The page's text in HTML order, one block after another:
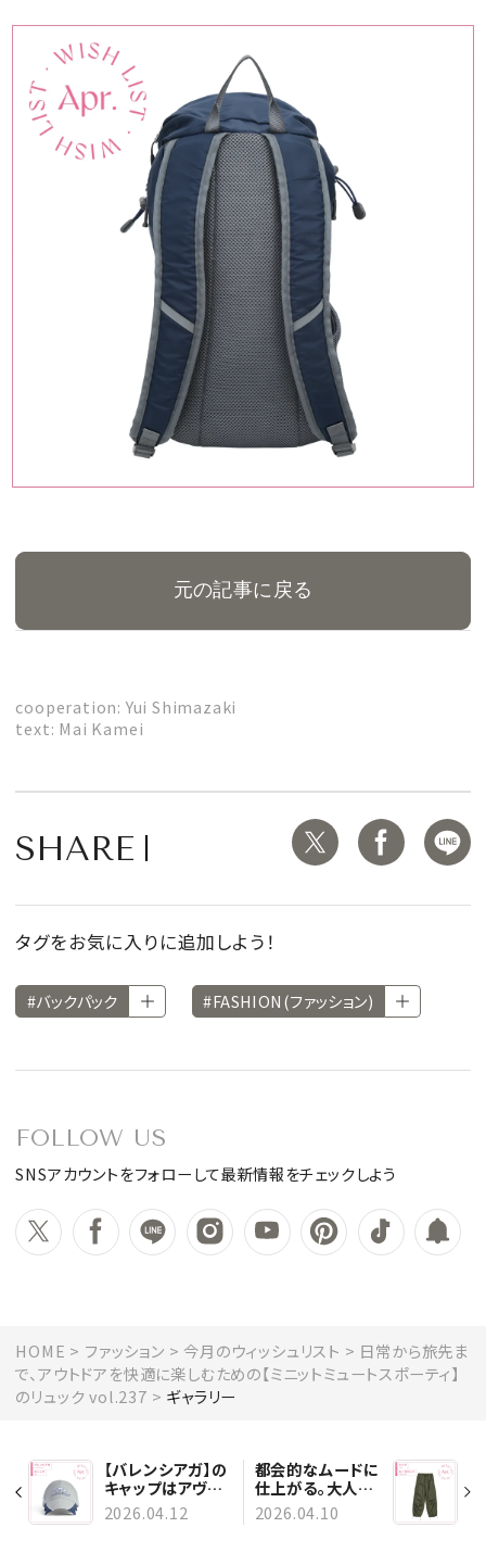
元の記事に戻る
cooperation: Yui Shimazaki
text: Mai Kamei
SHARE
タグをお気に入りに追加しよう！
#バックパック #FASHION(ファッション)
FOLLOW US
SNSアカウントをフォローして最新情報をチェックしよう
HOME ファッション 今月のウィッシュリスト
日常から旅先ま
で、アウトドアを快適に楽しむための【ミニットミュートスポーティ】
のリュック vol.237
ギャラリー
【バレンシアガ】の
キャップはアヴァ
ンギャルドな主役
級アイテム
2026.04.12
都会的なムードに
仕上がる。大人の
ためのカーゴパン
ツは【ハイク】にあ
2026.04.10